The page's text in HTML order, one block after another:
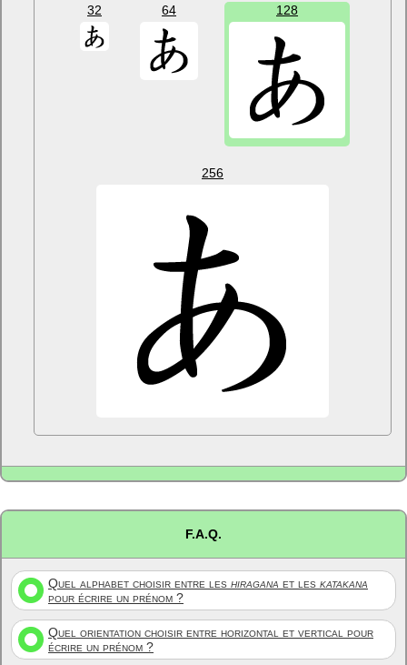
32 64 128
256
F.A.Q.
Quel alphabet choisir entre les hiragana et les katakana
pour écrire un prénom ?
Quel orientation choisir entre horizontal et vertical pour
écrire un prénom ?